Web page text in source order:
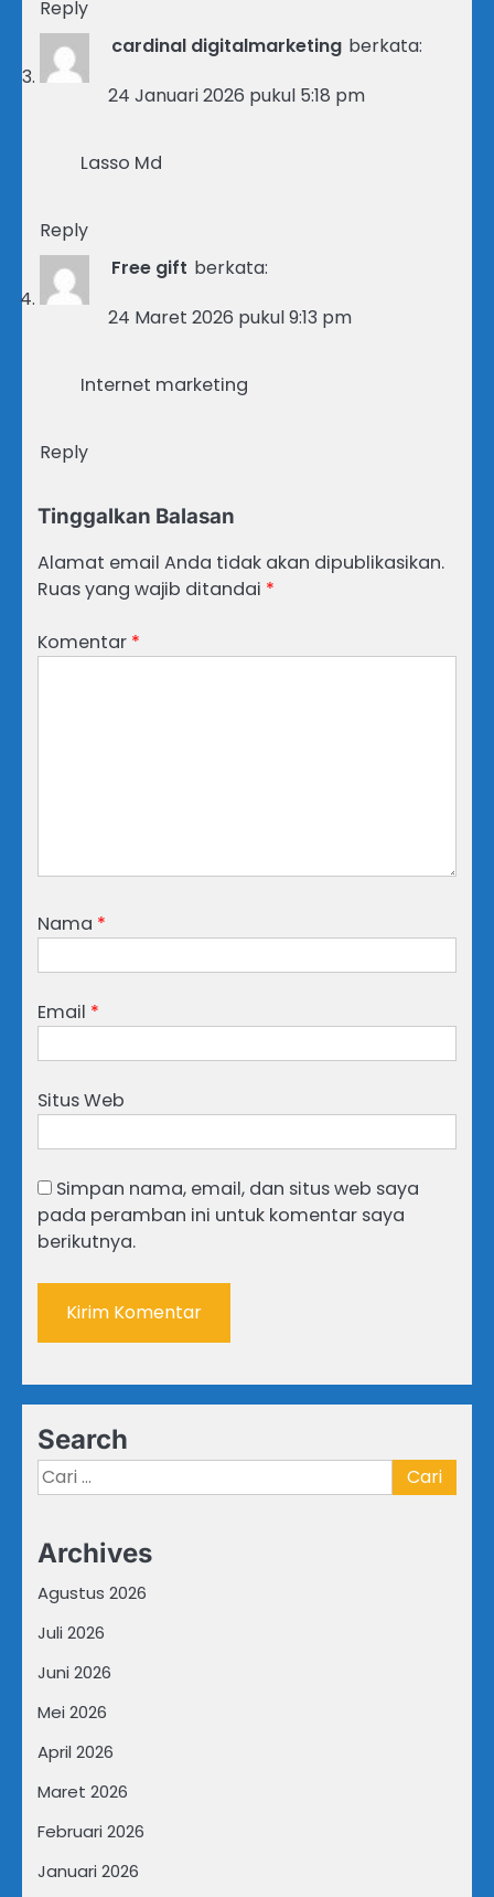
Reply
cardinal digitalmarketing berkata:
24 Januari 2026 pukul 5:18 pm
Lasso Md
Reply
Free gift berkata:
24 Maret 2026 pukul 9:13 pm
Internet marketing
Reply
Tinggalkan Balasan
Alamat email Anda tidak akan dipublikasikan.
Ruas yang wajib ditandai *
Komentar *
Nama *
Email *
Situs Web
Simpan nama, email, dan situs web saya
pada peramban ini untuk komentar saya
berikutnya.
Search
Cari
untuk:
Archives
Agustus 2026
Juli 2026
Juni 2026
Mei 2026
April 2026
Maret 2026
Februari 2026
Januari 2026